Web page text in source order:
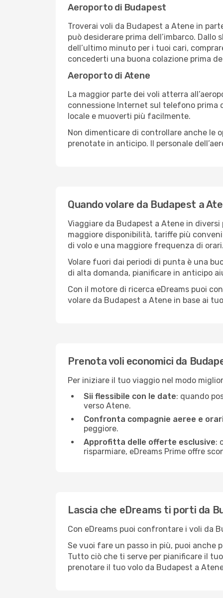
Aeroporto di Budapest
Troverai voli da Budapest a Atene in
può desiderare prima dell’imbarco.
dell’ultimo minuto per i tuoi cari,
concederti una buona colazione prima
Aeroporto di Atene
La maggior parte dei voli atterra
connessione Internet sul telefono prima
locale e muoverti più facilmente.
Non dimenticare di controllare anche le
prenotate in anticipo. Il personale
Quando volare da Budapest a
Viaggiare da Budapest a Atene in
maggiore disponibilità, tariffe più
di volo e una maggiore frequenza di
Volare fuori dai periodi di punta è una
di alta domanda, pianificare in anticipo
Con il motore di ricerca eDreams puoi
volare da Budapest a Atene in base ai
Prenota voli economici da
Per iniziare il tuo viaggio nel modo
Sii flessibile con le date: quando
verso Atene.
Confronta compagnie aeree e
peggiore.
Approfitta delle offerte esclusive:
risparmiare, eDreams Prime offre
Lascia che eDreams ti porti da
Con eDreams puoi confrontare i voli da
Se vuoi fare un passo in più, puoi
Tutto ciò che ti serve per pianificare il
prenotare il tuo volo da Budapest a